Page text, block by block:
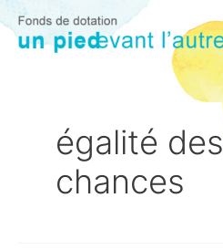
au
contenu
égalité des
chances